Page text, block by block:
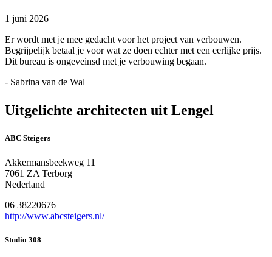
1 juni 2026
Er wordt met je mee gedacht voor het project van verbouwen.
Begrijpelijk betaal je voor wat ze doen echter met een eerlijke prijs.
Dit bureau is ongeveinsd met je verbouwing begaan.
- Sabrina van de Wal
Uitgelichte architecten uit Lengel
ABC Steigers
Akkermansbeekweg 11
7061 ZA Terborg
Nederland
06 38220676
http://www.abcsteigers.nl/
Studio 308